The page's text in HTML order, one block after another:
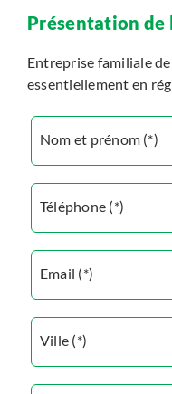
Présentation
Entreprise familiale
essentiellement en
Nom et prénom (*)
Téléphone (*)
Email (*)
Ville (*)